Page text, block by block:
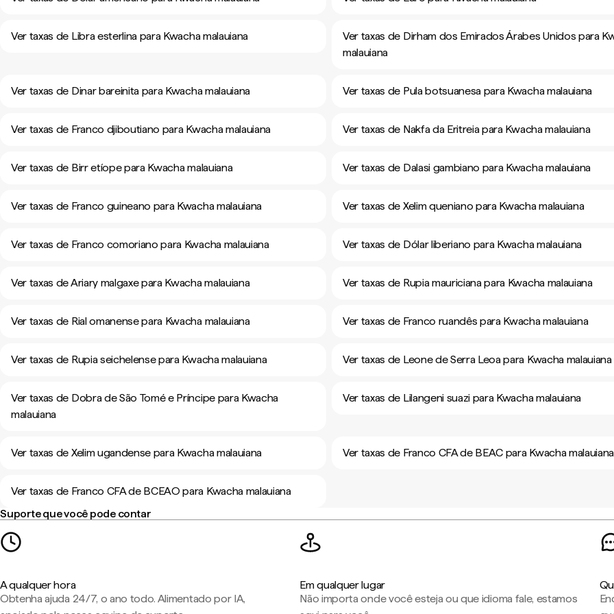
Ver taxas de Libra esterlina para Kwacha malauiana
Ver taxas de Dirham dos Emirados Árabes Unidos para
malauiana
Ver taxas de Dinar bareinita para Kwacha malauiana Ver taxas de Pula botsuanesa para Kwacha malauiana
Ver taxas de Franco djiboutiano para Kwacha malauiana Ver taxas de Nakfa da Eritreia para Kwacha malauiana
Ver taxas de Birr etíope para Kwacha malauiana Ver taxas de Dalasi gambiano para Kwacha malauiana
Ver taxas de Franco guineano para Kwacha malauiana Ver taxas de Xelim queniano para Kwacha malauiana
Ver taxas de Franco comoriano para Kwacha malauiana Ver taxas de Dólar liberiano para Kwacha malauiana
Ver taxas de Ariary malgaxe para Kwacha malauiana Ver taxas de Rupia mauriciana para Kwacha malauiana
Ver taxas de Rial omanense para Kwacha malauiana Ver taxas de Franco ruandês para Kwacha malauiana
Ver taxas de Rupia seichelense para Kwacha malauiana Ver taxas de Leone de Serra Leoa para Kwacha malauiana
Ver taxas de Dobra de São Tomé e Príncipe para Kwacha
malauiana
Ver taxas de Lilangeni suazi para Kwacha malauiana
Ver taxas de Xelim ugandense para Kwacha malauiana Ver taxas de Franco CFA de BEAC para Kwacha malauiana
Ver taxas de Franco CFA de BCEAO para Kwacha malauiana
Suporte que você pode contar
A qualquer hora
Obtenha ajuda 24/7, o ano todo. Alimentado por IA,
Em qualquer lugar
Não importa onde você esteja ou que idioma fale, estamos